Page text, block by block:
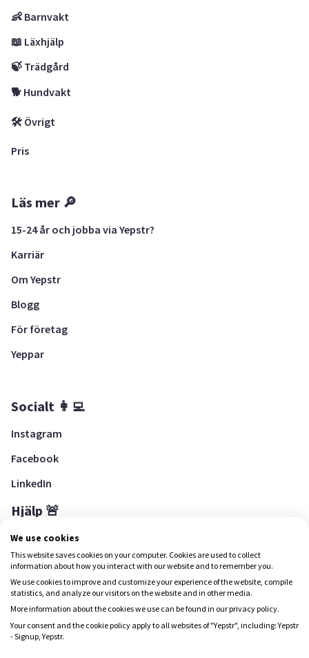
👶 Barnvakt
📖 Läxhjälp
🍃 Trädgård
🐕 Hundvakt
🛠 Övrigt
Pris
Läs mer 🔎
15-24 år och jobba via Yepstr?
Karriär
Om Yepstr
Blogg
För företag
Yeppar
Socialt 👩‍💻
Instagram
Facebook
LinkedIn
Hjälp 🚨
Hjälpcenter
Ladda ned Yepstr
Ladda ned Yepstr
We use cookies
This website saves cookies on your computer. Cookies are used to collect
information about how you interact with our website and to remember you.
We use cookies to improve and customize your experience of the website, compile
statistics, and analyze our visitors on the website and in other media.
More information about the cookies we use can be found in our privacy policy.
Your consent and the cookie policy apply to all websites of "Yepstr", including: Yepstr
- Signup, Yepstr.